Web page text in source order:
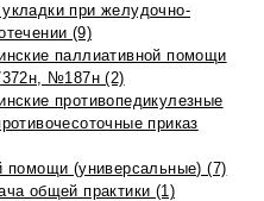
при желудочно-
(9)
паллиативной помощи
№187н (2)
противопедикулезные
приказ
помощи (универсальные) (7)
общей практики (1)